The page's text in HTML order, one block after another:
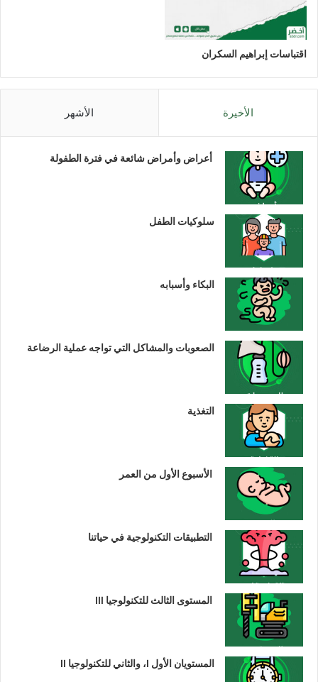
اقتباسات إبراهيم السكران
الأخيرة الأشهر
أعراض وأمراض شائعة في فترة الطفولة
سلوكيات الطفل
البكاء وأسبابه
الصعوبات والمشاكل التي تواجه عملية الرضاعة
التغذية
الأسبوع الأول من العمر
التطبيقات التكنولوجية في حياتنا
المستوى الثالث للتكنولوجيا III
المستويان الأول I، والثاني للتكنولوجيا II